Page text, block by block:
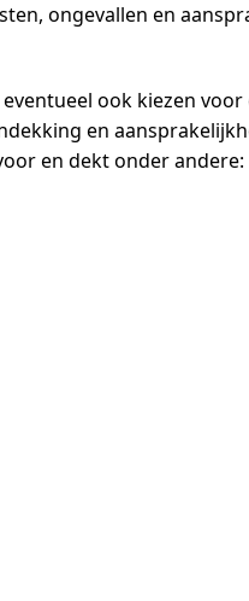
ongevallen en
ook kiezen
en
en dekt onder andere: